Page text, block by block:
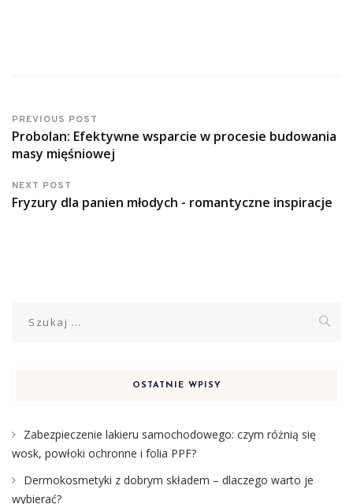
PREVIOUS POST
Probolan: Efektywne wsparcie w procesie budowania
masy mięśniowej
NEXT POST
Fryzury dla panien młodych - romantyczne inspiracje
OSTATNIE WPISY
Zabezpieczenie lakieru samochodowego: czym różnią się
wosk, powłoki ochronne i folia PPF?
Dermokosmetyki z dobrym składem – dlaczego warto je
wybierać?